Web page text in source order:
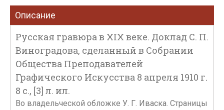
Описание
Русская гравюра в XIX веке. Доклад С. П.
Виноградова, сделанный в Собрании
Общества Преподавателей
Графического Искусства 8 апреля 1910 г.
8 с., [3] л. ил.
Во владельческой обложке У. Г. Иваска. Страницы